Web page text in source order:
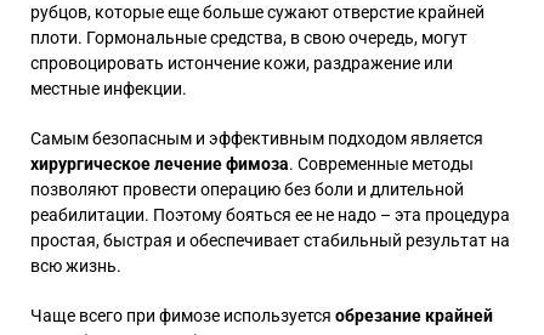
рубцов, которые еще больше сужают отверстие крайней
плоти. Гормональные средства, в свою очередь, могут
спровоцировать истончение кожи, раздражение или
местные инфекции.
Самым безопасным и эффективным подходом является
хирургическое лечение фимоза. Современные методы
позволяют провести операцию без боли и длительной
реабилитации. Поэтому бояться ее не надо – эта процедура
простая, быстрая и обеспечивает стабильный результат на
всю жизнь.
Чаще всего при фимозе используется обрезание крайней